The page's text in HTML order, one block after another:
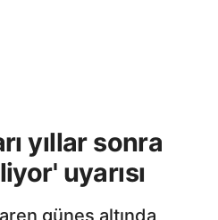
yıllar sonra
uyarısı
güneş altında